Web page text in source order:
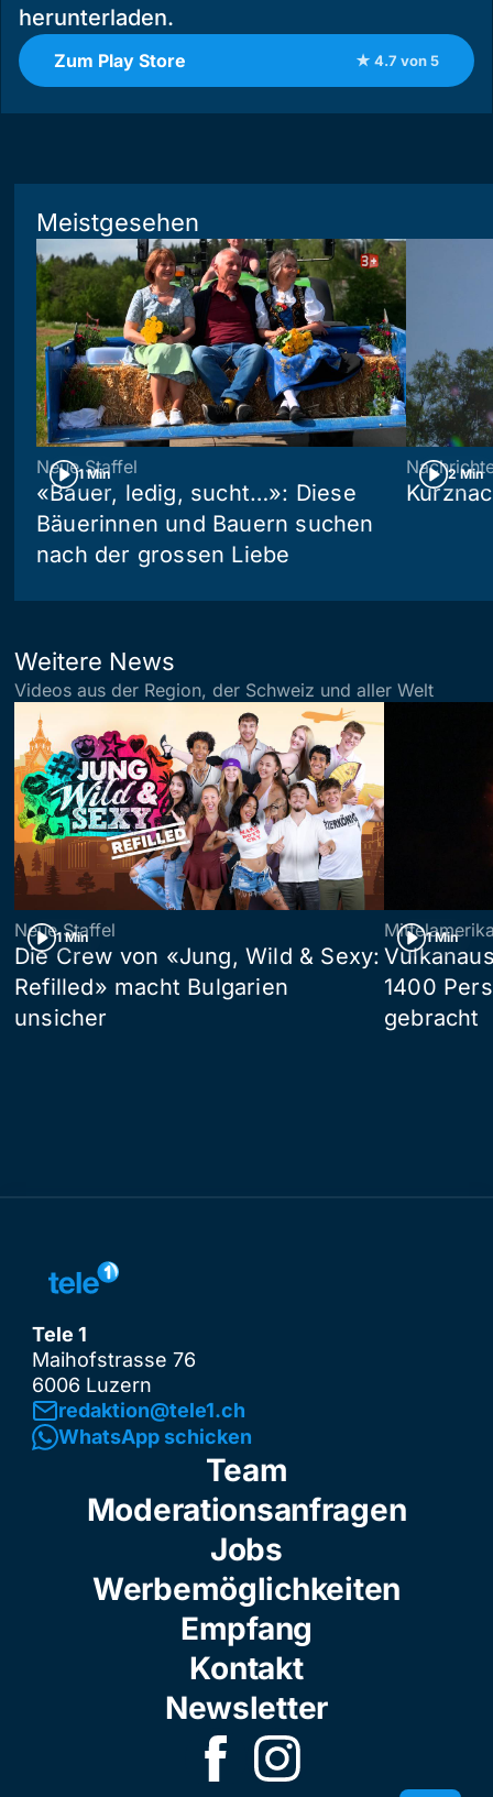
herunterladen.
Zum Play Store ★ 4.7 von 5
Meistgesehen
1 Min
Neue Staffel
«Bauer, ledig, sucht…»: Diese
Bäuerinnen und Bauern suchen
nach der grossen Liebe
2 Min
Weitere News
Videos aus der Region, der Schweiz und aller Welt
1 Min
Neue Staffel
Die Crew von «Jung, Wild & Sexy:
Refilled» macht Bulgarien
unsicher
1 Min
1400
gebracht
Tele 1
Maihofstrasse 76
6006 Luzern
redaktion@tele1.ch
WhatsApp schicken
Team
Moderationsanfragen
Jobs
Werbemöglichkeiten
Empfang
Kontakt
Newsletter